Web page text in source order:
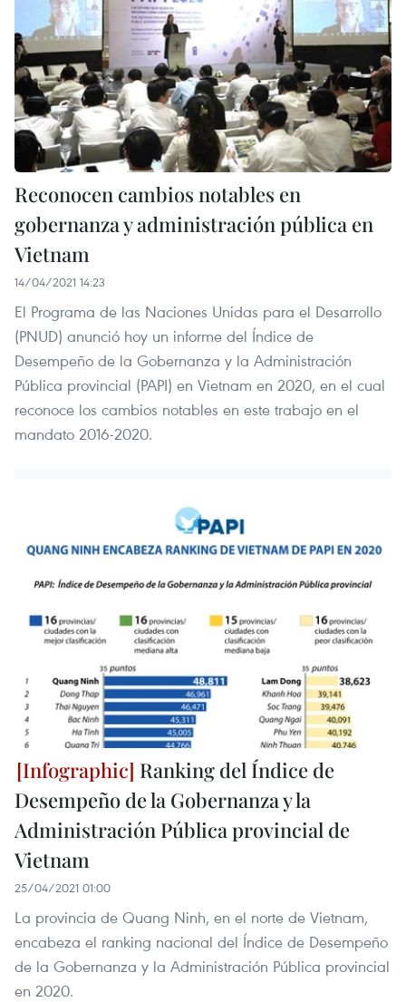
Reconocen cambios notables en
gobernanza y administración pública en
Vietnam
14/04/2021 14:23
El Programa de las Naciones Unidas para el Desarrollo
(PNUD) anunció hoy un informe del Índice de
Desempeño de la Gobernanza y la Administración
Pública provincial (PAPI) en Vietnam en 2020, en el cual
reconoce los cambios notables en este trabajo en el
mandato 2016-2020.
Ranking del Índice de
Desempeño de la Gobernanza y la
Administración Pública provincial de
Vietnam
25/04/2021 01:00
La provincia de Quang Ninh, en el norte de Vietnam,
encabeza el ranking nacional del Índice de Desempeño
de la Gobernanza y la Administración Pública provincial
en 2020.